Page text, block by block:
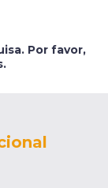
Por favor,